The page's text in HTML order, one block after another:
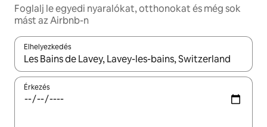
Foglalj le egyedi nyaralókat, otthonokat és még sok
mást az Airbnb-n
Elhelyezkedés
Az eredmények között a felfelé és a lefelé nyíllal
Érkezés